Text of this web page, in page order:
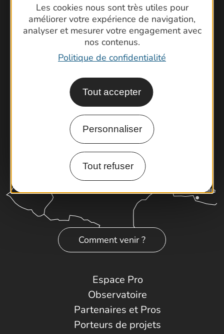
Les cookies nous sont très utiles pour
améliorer votre expérience de navigation,
analyser et mesurer votre engagement avec
nos contenus.
Politique de confidentialité
Tout accepter
Personnaliser
Tout refuser
Contactez-nous !
Foire aux questions
Brochures
Cartoguides et Topoguides
Latitude Gard
Comment venir ?
Espace Pro
Observatoire
Partenaires et Pros
Porteurs de projets